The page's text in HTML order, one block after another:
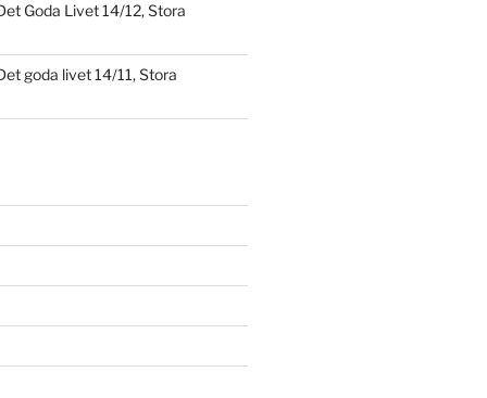
Goda Livet 14/12, Stora
goda livet 14/11, Stora